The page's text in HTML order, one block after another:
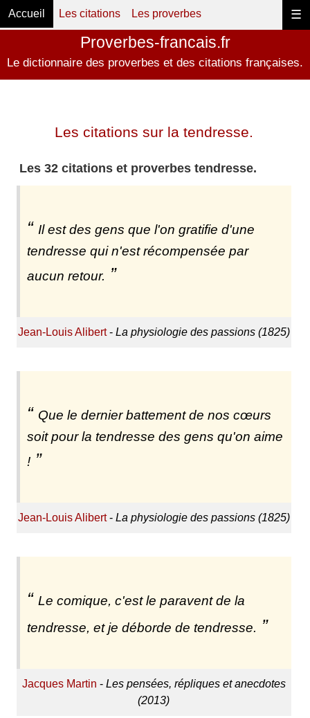
☰
Accueil Les citations Les proverbes
Proverbes-francais.fr
Le dictionnaire des proverbes et des citations françaises.
Les citations sur la tendresse.
Les 32 citations et proverbes tendresse.
Il est des gens que l'on gratifie d'une
tendresse qui n'est récompensée par
aucun retour.
Jean-Louis Alibert- La physiologie des passions (1825)
Que le dernier battement de nos cœurs
soit pour la tendresse des gens qu'on aime
!
Jean-Louis Alibert- La physiologie des passions (1825)
Le comique, c'est le paravent de la
tendresse, et je déborde de tendresse.
Jacques Martin - Les pensées, répliques et anecdotes
(2013)